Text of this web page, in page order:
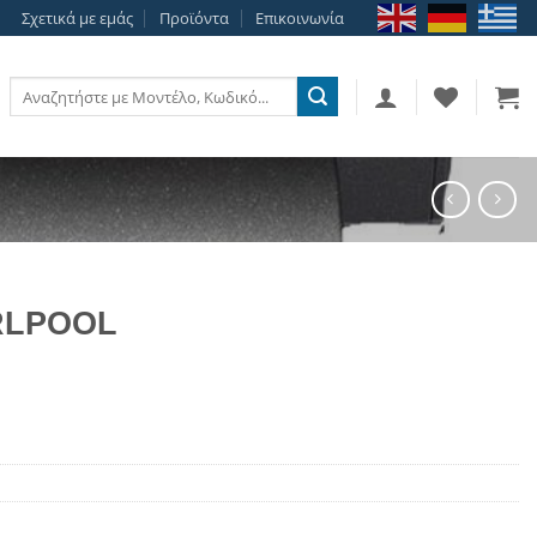
Σχετικά με εμάς Προϊόντα Επικοινωνία
Αναζήτηση
για: